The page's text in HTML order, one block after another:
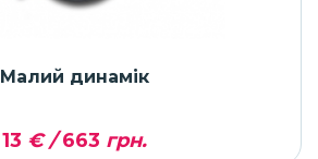
Малий динамік
13 € /663 грн.